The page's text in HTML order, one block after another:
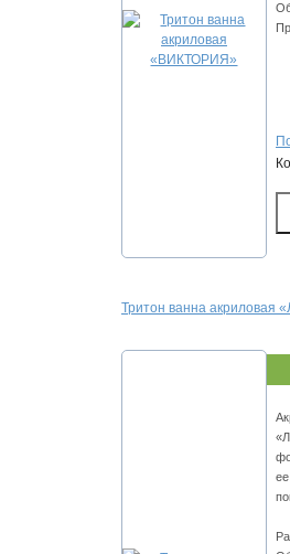
Тритон ванна акриловая